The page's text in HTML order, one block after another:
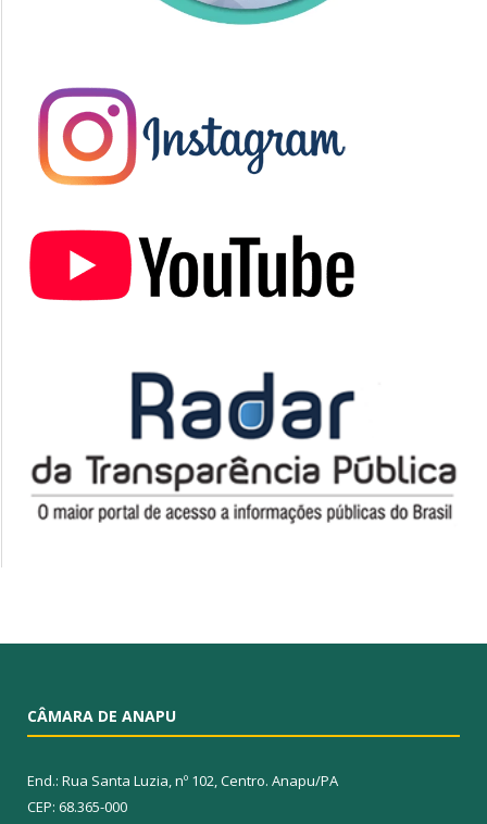
CÂMARA DE ANAPU
End.: Rua Santa Luzia, nº 102, Centro. Anapu/PA
CEP: 68.365-000